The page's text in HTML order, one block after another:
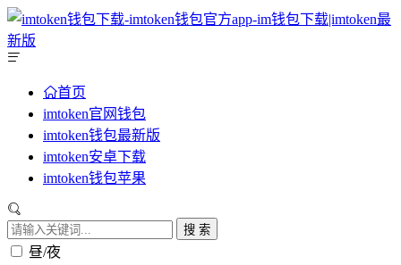
首页
imtoken官网钱包
imtoken钱包最新版
imtoken安卓下载
imtoken钱包苹果
搜 索
昼/夜